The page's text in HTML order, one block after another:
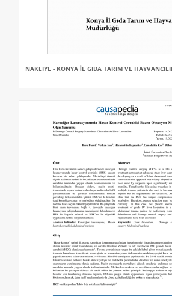
NAKLIYE - KONYA İL GIDA TARIM VE